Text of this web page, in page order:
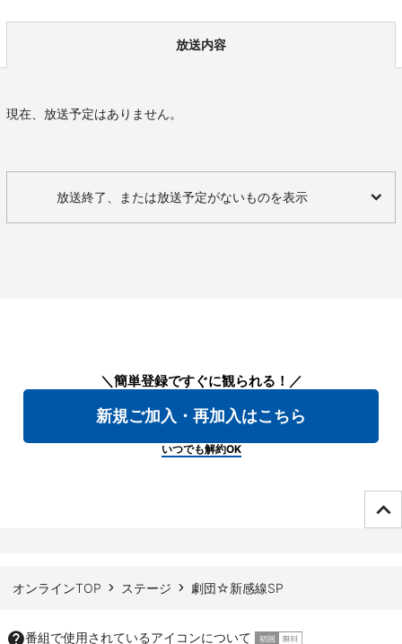
放送内容
現在、放送予定はありません。
放送終了、または放送予定がないものを表示
＼簡単登録ですぐに観られる！／
新規ご加入・再加入はこちら
いつでも解約OK
オンラインTOP ステージ 劇団☆新感線SP
番組で使用されているアイコンについて